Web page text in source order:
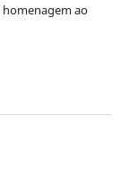
homenagem ao